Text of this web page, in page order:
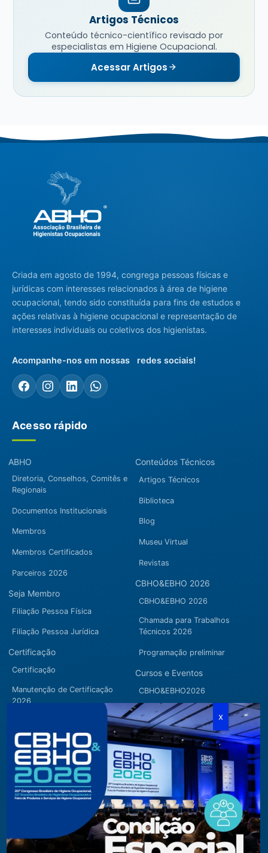
Artigos Técnicos
Conteúdo técnico-científico revisado por
especialistas em Higiene Ocupacional.
Acessar Artigos
Criada em agosto de 1994, congrega pessoas físicas e
jurídicas com interesses relacionados à área de higiene
ocupacional, tendo sido constituída para fins de estudos e
ações relativas à higiene ocupacional e representação de
interesses individuais ou coletivos dos higienistas.
Acompanhe-nos em nossas redes sociais!
Acesso rápido
ABHO
Diretoria, Conselhos, Comitês e
Regionais
Documentos Institucionais
Membros
Membros Certificados
Parceiros 2026
Seja Membro
Filiação Pessoa Física
Filiação Pessoa Jurídica
Certificação
Certificação
Manutenção de Certificação
2026
Conteúdos Técnicos
Artigos Técnicos
Biblioteca
Blog
Museu Virtual
Revistas
CBHO&EBHO 2026
CBHO&EBHO 2026
Chamada para Trabalhos
Técnicos 2026
Programação preliminar
Cursos e Eventos
CBHO&EBHO2026
Cursos Modulares
Eventos Apoiados
Eventos Regionais
Loja